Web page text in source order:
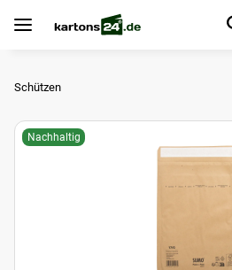
Schützen
Nachhaltig